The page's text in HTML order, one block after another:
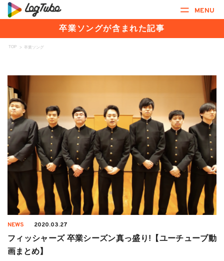
MENU
卒業ソングが含まれた記事
TOP > 卒業ソング
NEWS 2020.03.27
フィッシャーズ 卒業シーズン真っ盛り!【ユーチューブ動
画まとめ】